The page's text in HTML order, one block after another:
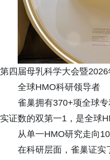
第四届母乳科学大会暨
全球HMO科研领导者
雀巢拥有370+项全球
实证数的双第一1，是全球
从单一HMO研究走向
在科研层面，雀巢证实